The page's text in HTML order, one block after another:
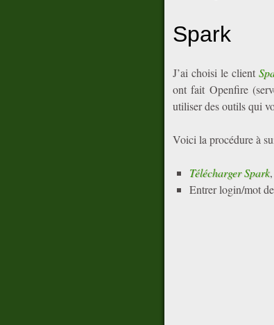
Spark
J’ai choisi le client
ont fait Openfire
utiliser des outils qui
Voici la procédure à
Télécharger Spark
Entrer login/mot